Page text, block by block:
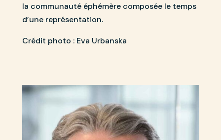
la communauté éphémère composée le temps
d’une représentation.
Crédit photo : Eva Urbanska